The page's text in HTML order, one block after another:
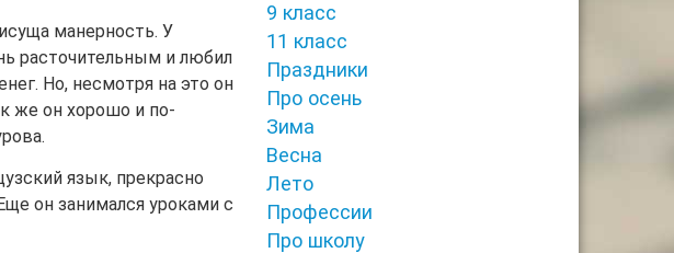
манерность. У
расточительным и любил
Но, несмотря на это он
же он хорошо и по-
язык, прекрасно
он занимался уроками с
9 класс
11 класс
Праздники
Про осень
Зима
Весна
Лето
Профессии
Про школу